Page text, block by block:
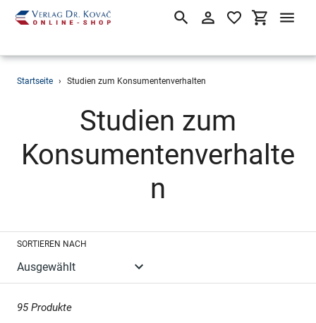
Direkt
SuchenEinloggen
Startseite › Studien zum Konsumentenverhalten
S
a
l
u
Studien zum
Konsumentenverhalte
n
SORTIEREN NACH
95 Produkte